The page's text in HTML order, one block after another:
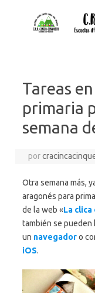
Tareas
primaria
semana
por
Otra semana más,
aragonés para
de la web «La
también se pueden
un navegadoro
iOS.